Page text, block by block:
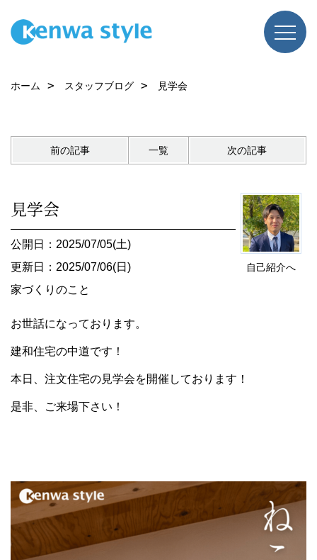
ホーム スタッフブログ 見学会
前の記事 一覧 次の記事
自己紹介へ
見学会
公開日：2025/07/05(土)
更新日：2025/07/06(日)
家づくりのこと
お世話になっております。
建和住宅の中道です！
本日、注文住宅の見学会を開催しております！
是非、ご来場下さい！